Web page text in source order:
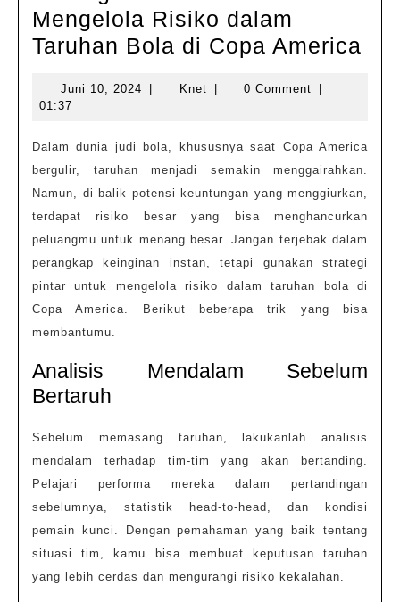
Mengelola Risiko dalam
Taruhan Bola di Copa America
di
Juni 10, 2024 Juni
| KnetKnet
| 0 Comment
|
01:37
Dalam dunia judi bola, khususnya saat Copa America
bergulir, taruhan menjadi semakin menggairahkan.
Namun, di balik potensi keuntungan yang menggiurkan,
terdapat risiko besar yang bisa menghancurkan
peluangmu untuk menang besar. Jangan terjebak dalam
perangkap keinginan instan, tetapi gunakan strategi
pintar untuk mengelola risiko dalam taruhan bola di
Copa America. Berikut beberapa trik yang bisa
membantumu.
Analisis Mendalam Sebelum
Bertaruh
Sebelum memasang taruhan, lakukanlah analisis
mendalam terhadap tim-tim yang akan bertanding.
Pelajari performa mereka dalam pertandingan
sebelumnya, statistik head-to-head, dan kondisi
pemain kunci. Dengan pemahaman yang baik tentang
situasi tim, kamu bisa membuat keputusan taruhan
yang lebih cerdas dan mengurangi risiko kekalahan.